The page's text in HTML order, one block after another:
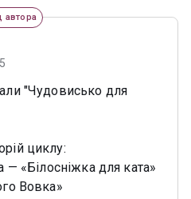
автора
"Чудовисько для
циклу:
— «Білосніжка для ката»
Вовка»